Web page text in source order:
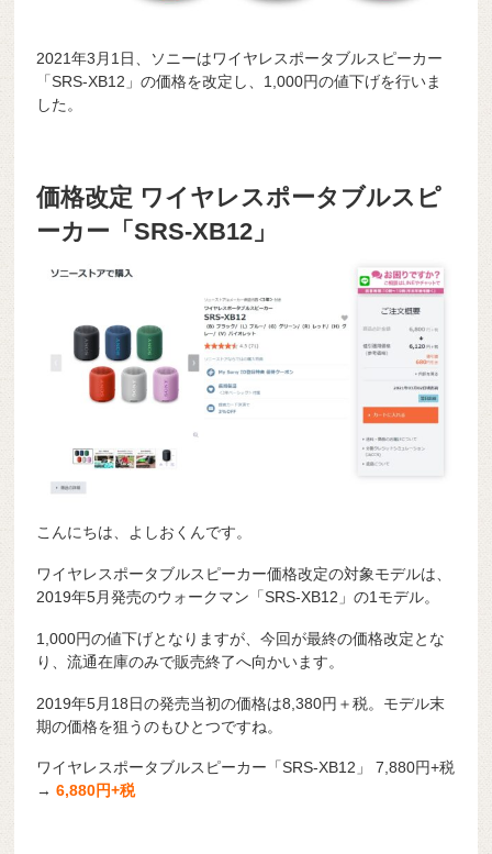
2021年3月1日、ソニーはワイヤレスポータブルスピーカー
「SRS-XB12」の価格を改定し、1,000円の値下げを行いま
した。
価格改定 ワイヤレスポータブルスピ
ーカー「SRS-XB12」
こんにちは、よしおくんです。
ワイヤレスポータブルスピーカー価格改定の対象モデルは、
2019年5月発売のウォークマン「SRS-XB12」の1モデル。
1,000円の値下げとなりますが、今回が最終の価格改定とな
り、流通在庫のみで販売終了へ向かいます。
2019年5月18日の発売当初の価格は8,380円＋税。モデル末
期の価格を狙うのもひとつですね。
ワイヤレスポータブルスピーカー「SRS-XB12」 7,880円+税
→6,880円+税